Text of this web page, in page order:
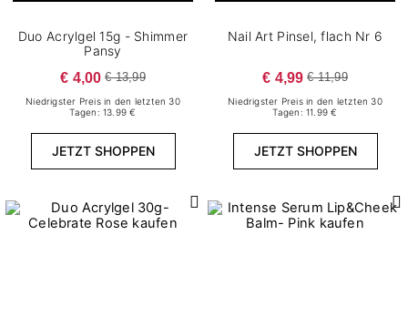
Duo Acrylgel 15g - Shimmer
Pansy
€ 4,00 € 13,99
Niedrigster Preis in den letzten 30
Tagen: 13.99 €
JETZT SHOPPEN
Nail Art Pinsel, flach Nr 6
€ 4,99 € 11,99
Niedrigster Preis in den letzten 30
Tagen: 11.99 €
JETZT SHOPPEN